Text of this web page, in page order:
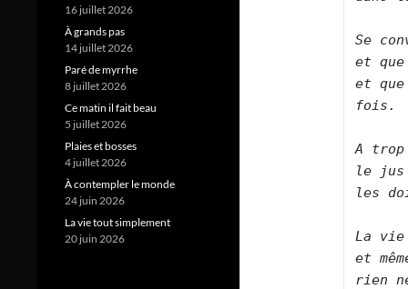
Se
et
et
A
le
les
La
et
rien
16 juillet 2026
À grands pas
14 juillet 2026
Paré de myrrhe
8 juillet 2026
Ce matin il fait beau
5 juillet 2026
Plaies et bosses
4 juillet 2026
À contempler le monde
24 juin 2026
La vie tout simplement
20 juin 2026